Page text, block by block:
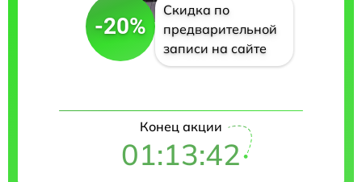
-20%
Скидка по
предварительной
записи на сайте
Конец акции
01:13:41